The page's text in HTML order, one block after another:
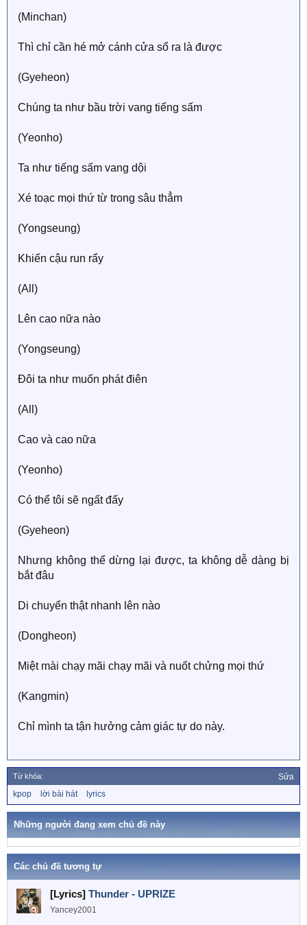
(Minchan)
Thì chỉ cần hé mở cánh cửa sổ ra là được
(Gyeheon)
Chúng ta như bầu trời vang tiếng sấm
(Yeonho)
Ta như tiếng sấm vang dội
Xé toạc mọi thứ từ trong sâu thẳm
(Yongseung)
Khiến cậu run rẩy
(All)
Lên cao nữa nào
(Yongseung)
Đôi ta như muốn phát điên
(All)
Cao và cao nữa
(Yeonho)
Có thể tôi sẽ ngất đấy
(Gyeheon)
Nhưng không thể dừng lại được, ta không dễ dàng bị
bắt đâu
Di chuyển thật nhanh lên nào
(Dongheon)
Miệt mài chạy mãi chạy mãi và nuốt chửng mọi thứ
(Kangmin)
Chỉ mình ta tận hưởng cảm giác tự do này.
Từ khóa: Sửa
ừ
k
kpop lời bài hát lyrics
Những người đang xem chủ đề này
Các chủ đề tương tự
[Lyrics] Thunder - UPRIZE
Yancey2001